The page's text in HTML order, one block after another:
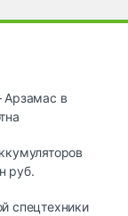
Арзамас в
руб.
спецтехники